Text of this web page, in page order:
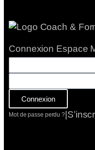
Connexion Espace
Connexion
Mot de passe perdu ?